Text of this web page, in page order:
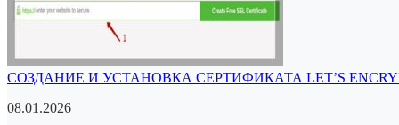
СОЗДАНИЕ И УСТАНОВКА СЕРТИФИКАТА LET’S
08.01.2026